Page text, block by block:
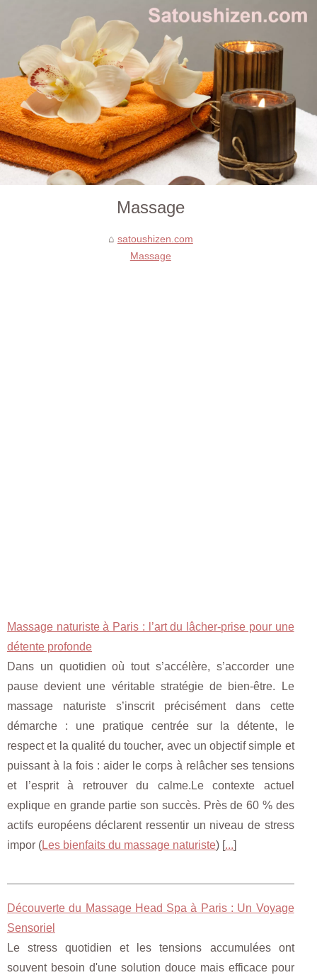
Massage
satoushizen.com
Massage
Massage naturiste à Paris : l’art du lâcher‑prise pour une
détente profonde
Dans un quotidien où tout s’accélère, s’accorder une
pause devient une véritable stratégie de bien‑être. Le
massage naturiste s’inscrit précisément dans cette
démarche : une pratique centrée sur la détente, le
respect et la qualité du toucher, avec un objectif simple et
puissant à la fois : aider le corps à relâcher ses tensions
et l’esprit à retrouver du calme.Le contexte actuel
explique en grande partie son succès. Près de 60 % des
actifs européens déclarent ressentir un niveau de stress
impor (Les bienfaits du massage naturiste) [...]
Découverte du Massage Head Spa à Paris : Un Voyage
Sensoriel
Le stress quotidien et les tensions accumulées ont
souvent besoin d'une solution douce mais efficace pour